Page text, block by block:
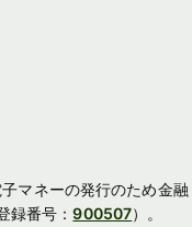
マネーの発行のため金融
録番号：900507）。